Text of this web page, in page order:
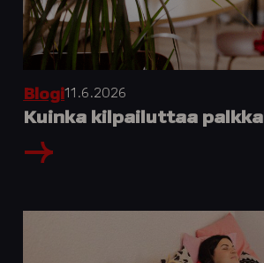
Blogi11.6.2026
Kuinka kilpailuttaa